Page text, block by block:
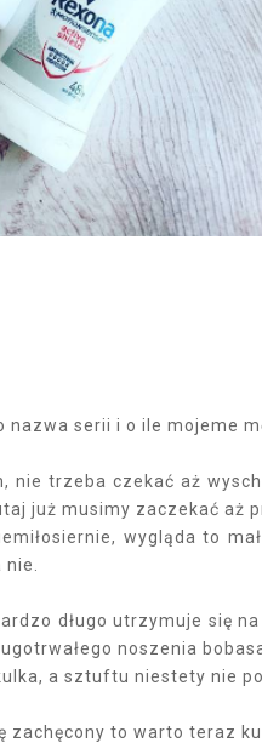
nazwa serii i o ile mojeme
nie trzeba czekać aż
już musimy zaczekać aż
wygląda to
długo utrzymuje się
noszenia
a sztuftu niestety nie
zachęcony to warto teraz